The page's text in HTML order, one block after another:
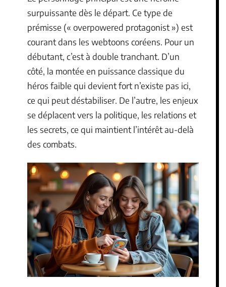
surpuissante dès le départ. Ce type de
prémisse (« overpowered protagonist ») est
courant dans les webtoons coréens. Pour un
débutant, c’est à double tranchant. D’un
côté, la montée en puissance classique du
héros faible qui devient fort n’existe pas ici,
ce qui peut déstabiliser. De l’autre, les enjeux
se déplacent vers la politique, les relations et
les secrets, ce qui maintient l’intérêt au-delà
des combats.